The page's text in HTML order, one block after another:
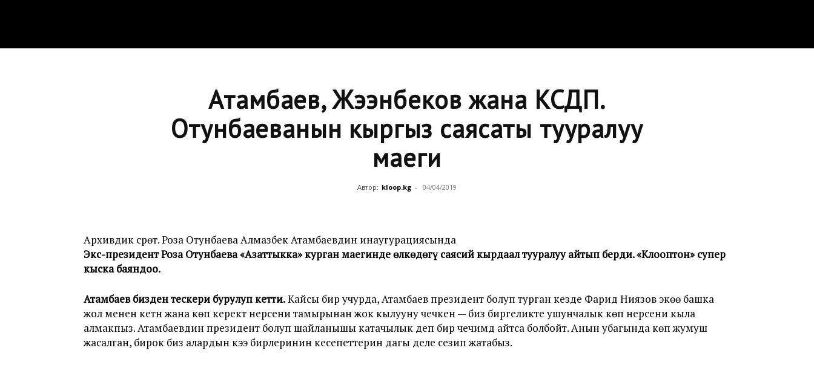
Атамбаев, Жээнбеков жана КСДП.
Отунбаеванын кыргыз саясаты тууралуу
маеги
Автор: kloop.kg - 04/04/2019
Архивдик сүрөт. Роза Отунбаева Алмазбек Атамбаевдин инаугурациясында
Экс-президент Роза Отунбаева «Азаттыкка» курган маегинде өлкөдөгү саясий кырдаал тууралуу айтып берди. «Клооптон» супер
кыска баяндоо.
Атамбаев бизден тескери бурулуп кетти.Кайсы бир учурда, Атамбаев президент болуп турган кезде Фарид Ниязов экөө башка
жол менен кетүүнү жана көп керектүү нерсени тамырынан жок кылууну чечкен — биз биргеликте ушунчалык көп нерсени кыла
алмакпыз. Атамбаевдин президент болуп шайланышы катачылык деп бир чечимдүү айтса болбойт. Анын убагында көп жумуш
жасалган, бирок биз алардын кээ бирлеринин кесепеттерин дагы деле сезип жатабыз.